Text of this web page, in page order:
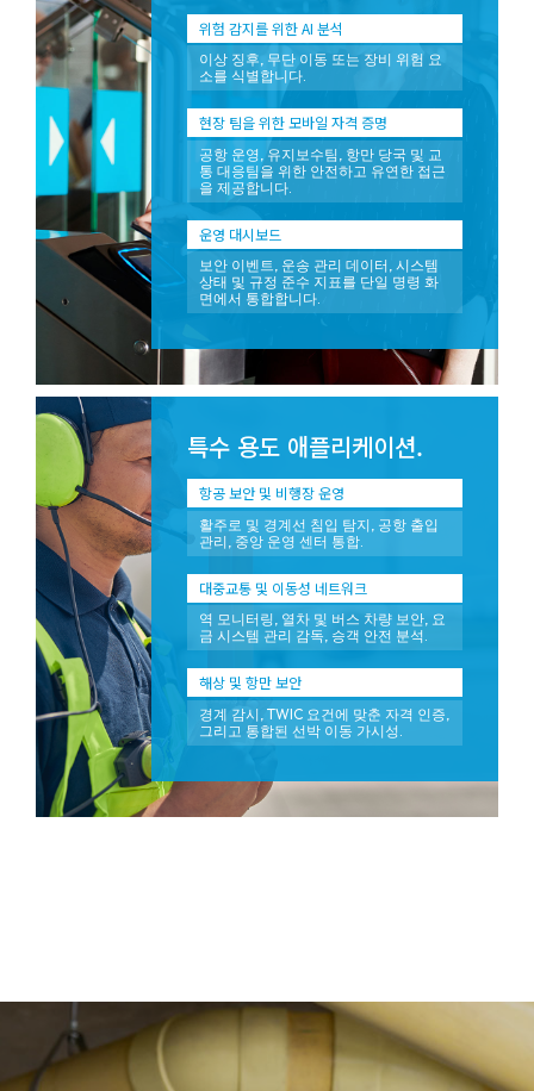
위험 감지를 위한 AI 분석
이상 징후, 무단 이동 또는 장비 위험 요
소를 식별합니다.
현장 팀을 위한 모바일 자격 증명
공항 운영, 유지보수팀, 항만 당국 및 교
통 대응팀을 위한 안전하고 유연한 접근
을 제공합니다.
운영 대시보드
보안 이벤트, 운송 관리 데이터, 시스템
상태 및 규정 준수 지표를 단일 명령 화
면에서 통합합니다.
특수 용도 애플리케이션.
항공 보안 및 비행장 운영
활주로 및 경계선 침입 탐지, 공항 출입
관리, 중앙 운영 센터 통합.
대중교통 및 이동성 네트워크
역 모니터링, 열차 및 버스 차량 보안, 요
금 시스템 관리 감독, 승객 안전 분석.
해상 및 항만 보안
경계 감시, TWIC 요건에 맞춘 자격 인증,
그리고 통합된 선박 이동 가시성.